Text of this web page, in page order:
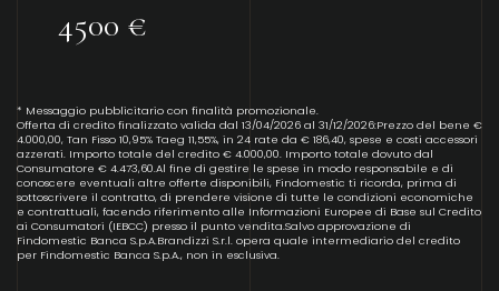
4500 €
* Messaggio pubblicitario con finalità promozionale.
Offerta di credito finalizzato valida dal 13/04/2026 al 31/12/2026:Prezzo del bene €
4.000,00, Tan Fisso 10,95% Taeg 11,55%, in 24 rate da € 186,40, spese e costi accessori
azzerati. Importo totale del credito € 4.000,00. Importo totale dovuto dal
Consumatore € 4.473,60.Al fine di gestire le spese in modo responsabile e di
conoscere eventuali altre offerte disponibili, Findomestic ti ricorda, prima di
sottoscrivere il contratto, di prendere visione di tutte le condizioni economiche
e contrattuali, facendo riferimento alle Informazioni Europee di Base sul Credito
ai Consumatori (IEBCC) presso il punto vendita.Salvo approvazione di
Findomestic Banca S.p.A.Brandizzi S.r.l. opera quale intermediario del credito
per Findomestic Banca S.p.A., non in esclusiva.